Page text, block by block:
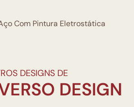
Com Pintura Eletrostática
DESIGNS DE